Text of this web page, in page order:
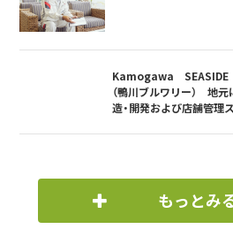
Kamogawa SEASIDE
（鴨川ブルワリー） 地
造・開発および店舗管理
もっとみ